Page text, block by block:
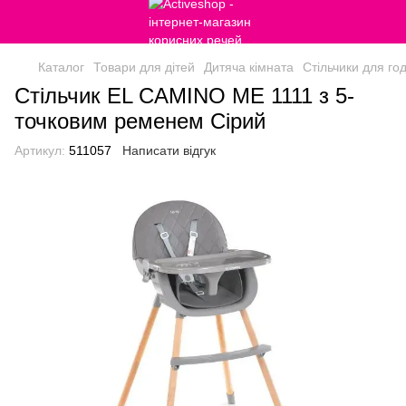
Каталог Товари для дітей Дитяча кімната Стільчики для
Стільчик EL CAMINO ME 1111 з 5-
точковим ременем Сірий
Артикул: 511057 Написати відгук